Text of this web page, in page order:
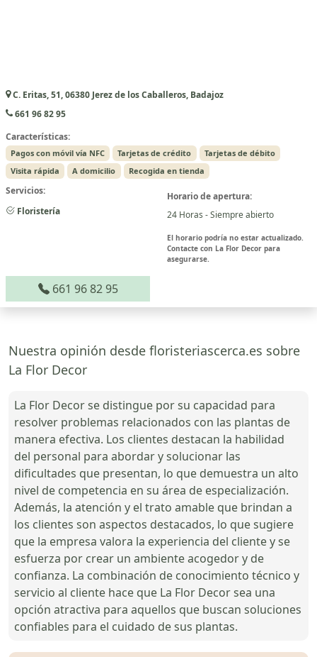
C. Eritas, 51, 06380 Jerez de los Caballeros, Badajoz
661 96 82 95
Características:
Pagos con móvil vía NFC Tarjetas de crédito
Tarjetas de débito
Visita rápida
A domicilio Recogida en tienda
Servicios:
Floristería
Horario de apertura:
24 Horas - Siempre abierto
El horario podría no estar actualizado.
Contacte con La Flor Decor para
asegurarse.
661 96 82 95
Nuestra opinión desde floristeriascerca.es sobre
La Flor Decor
La Flor Decor se distingue por su capacidad para
resolver problemas relacionados con las plantas de
manera efectiva. Los clientes destacan la habilidad
del personal para abordar y solucionar las
dificultades que presentan, lo que demuestra un alto
nivel de competencia en su área de especialización.
Además, la atención y el trato amable que brindan a
los clientes son aspectos destacados, lo que sugiere
que la empresa valora la experiencia del cliente y se
esfuerza por crear un ambiente acogedor y de
confianza. La combinación de conocimiento técnico y
servicio al cliente hace que La Flor Decor sea una
opción atractiva para aquellos que buscan soluciones
confiables para el cuidado de sus plantas.